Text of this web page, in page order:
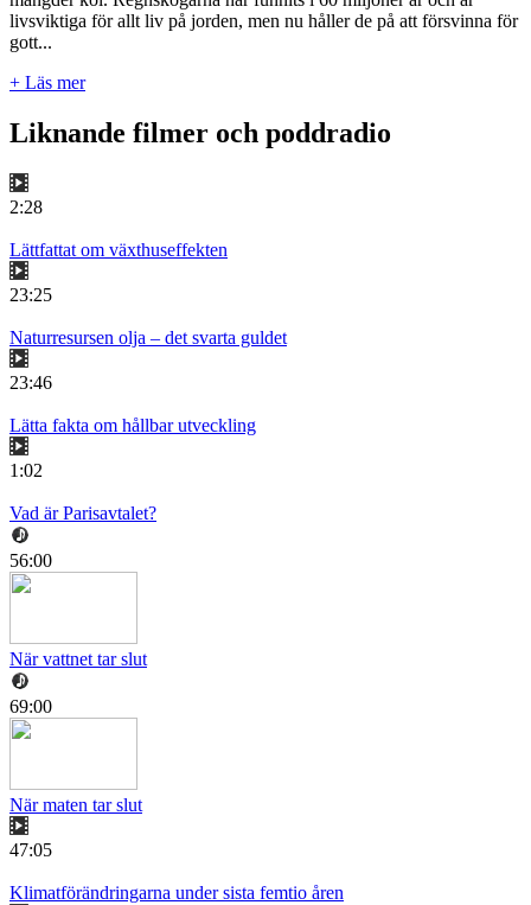
livsviktiga för allt liv på jorden, men nu håller de på att försvinna för
gott...
+ Läs mer
Liknande filmer och poddradio
2:28
Lättfattat om växthuseffekten
23:25
Naturresursen olja – det svarta guldet
23:46
Lätta fakta om hållbar utveckling
1:02
Vad är Parisavtalet?
56:00
När vattnet tar slut
69:00
När maten tar slut
47:05
Klimatförändringarna under sista femtio åren